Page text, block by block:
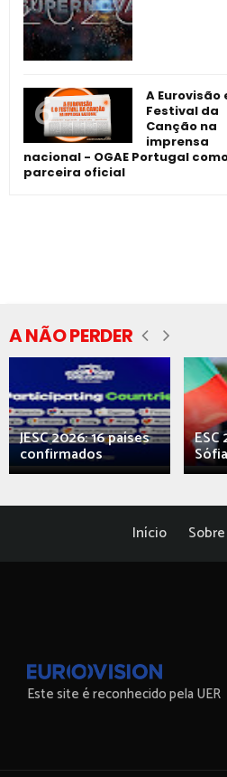
A Eurovisão
Festival da
Canção na
imprensa
nacional - OGAE Portugal
parceira oficial
A NÃO PERDER
JESC 2026: 16 países
confirmados
ESC
Início
Este site é reconhecido pela UER